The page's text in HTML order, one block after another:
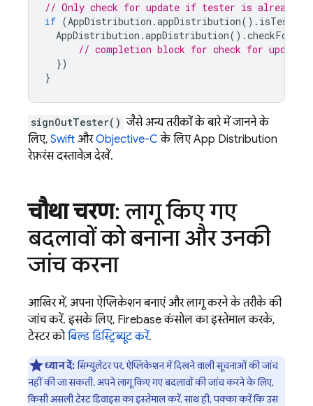
// Only check for update if tester is already
if (AppDistribution .appDistribution().
AppDistribution .appDistribution().
// completion block for check for update
})
}
signOutTester() जैसे अन्य तरीकों के बारे में जानने के
लिए, Swift औरObjective-C के लिएApp Distribution
रेफ़रंस दस्तावेज़ देखें.
चौथा चरण: लागू किए गए
बदलावों को बनाना और उनकी
जांच करना
आखिर में, अपना ऐप्लिकेशन बनाएं और लागू करने के तरीके की
जांच करें. इसके लिए, Firebaseकंसोल का इस्तेमाल करके,
टेस्टर कोबिल्ड डिस्ट्रिब्यूट करें.
ध्यान दें:सिम्युलेटर पर, ऐप्लिकेशन में दिखने वाली सूचनाओं की जांच
नहीं की जा सकती. अपने लागू किए गए बदलावों की जांच करने के लिए,
किसी असली टेस्ट डिवाइस का इस्तेमाल करें. साथ ही, पक्का करें कि उस